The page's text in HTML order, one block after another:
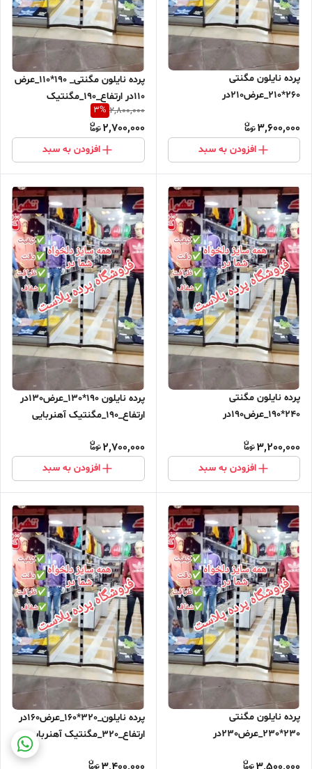
پرده نایلون مگنتی
260*210_عرض210در
مغناطیسی ارسال رایگان
3,600,000
افزودن به سبد
پرده نایلون مگنتی_ 190*110_عرض
110در ارتفاع_190_مگنتیک
آهنربایی مغناطیسی
2,800,000
3%
2,700,000
افزودن به سبد
پرده نایلون مگنتی
240*190_عرض190در
مغناطیسی ارسال رایگان
3,200,000
افزودن به سبد
پرده نایلون 190*130_عرض130در
ارتفاع_190_مگنتیک آهنربایی
2,700,000
افزودن به سبد
پرده نایلون مگنتی
230*230_عرض230در
پرده نایلون_320*160_عرض160در
ارتفاع_320_مگنتیک آهنربایی